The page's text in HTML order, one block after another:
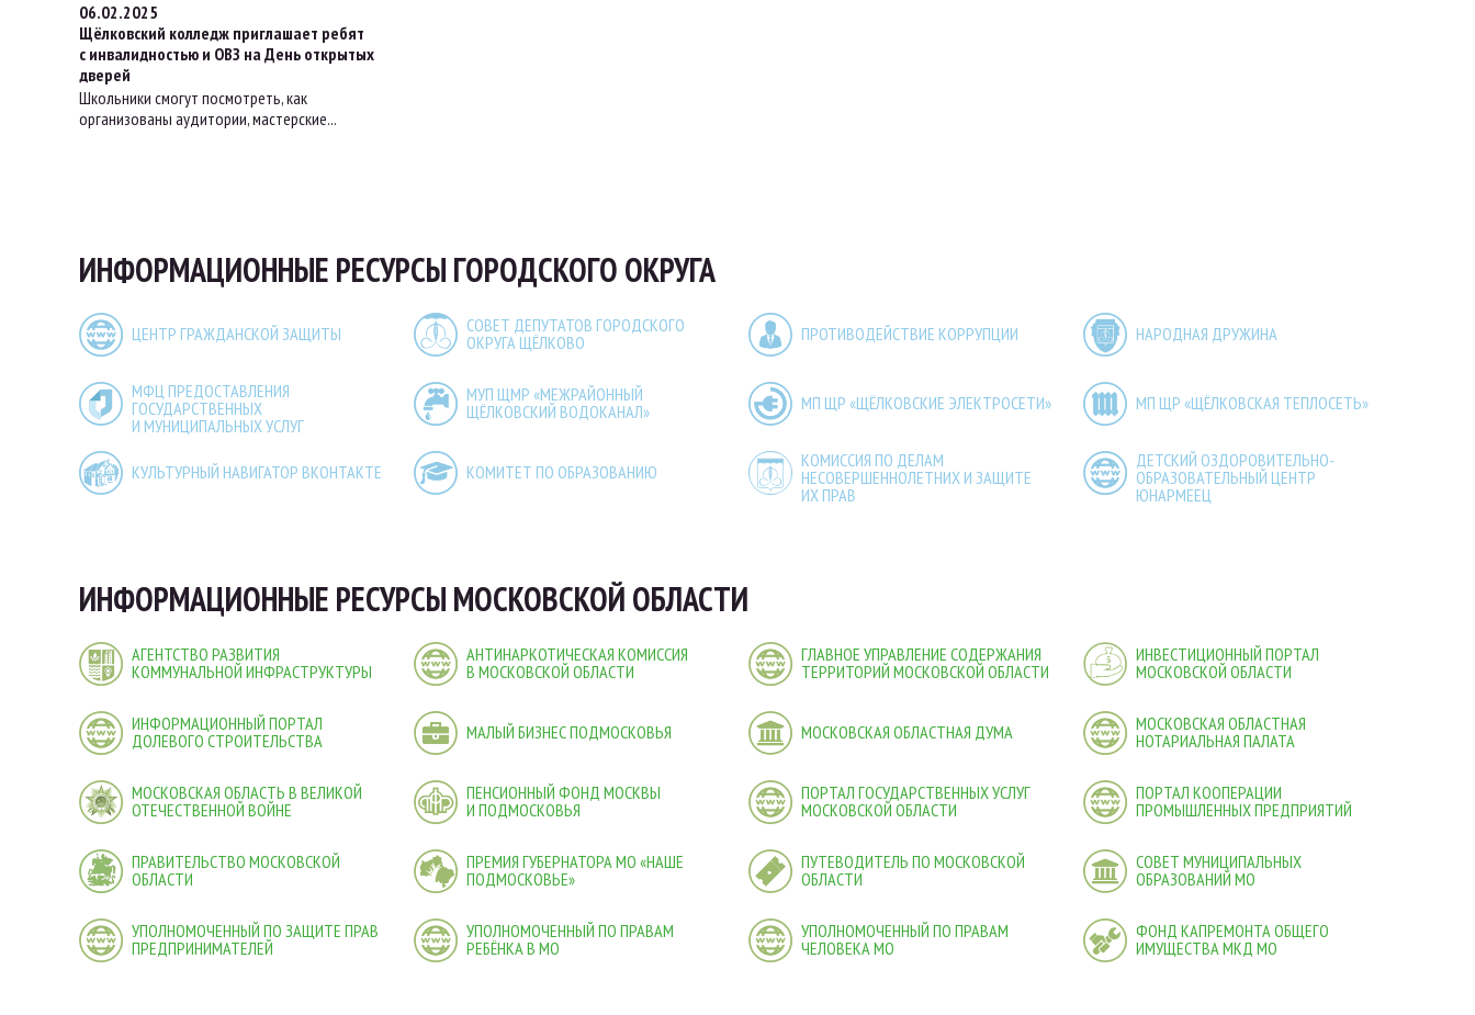
06.02.2025
Щёлковский колледж приглашает ребят
с инвалидностью и ОВЗ на День открытых
дверей
Школьники смогут посмотреть, как
организованы аудитории, мастерские...
ИНФОРМАЦИОННЫЕ РЕСУРСЫ ГОРОДСКОГО ОКРУГА
ЦЕНТР ГРАЖДАНСКОЙ ЗАЩИТЫ
СОВЕТ ДЕПУТАТОВ ГОРОДСКОГО
ОКРУГА ЩЁЛКОВО
ПРОТИВОДЕЙСТВИЕ КОРРУПЦИИ НАРОДНАЯ ДРУЖИНА
МФЦ ПРЕДОСТАВЛЕНИЯ
ГОСУДАРСТВЕННЫХ
И МУНИЦИПАЛЬНЫХ УСЛУГ
МУП ЩМР «МЕЖРАЙОННЫЙ
ЩЁЛКОВСКИЙ ВОДОКАНАЛ»
МП ЩР «ЩЁЛКОВСКИЕ ЭЛЕКТРОСЕТИ» МП ЩР «ЩЁЛКОВСКАЯ ТЕПЛОСЕТЬ»
КУЛЬТУРНЫЙ НАВИГАТОР ВКОНТАКТЕ КОМИТЕТ ПО ОБРАЗОВАНИЮ
КОМИССИЯ ПО ДЕЛАМ
НЕСОВЕРШЕННОЛЕТНИХ И ЗАЩИТЕ
ИХ ПРАВ
ДЕТСКИЙ ОЗДОРОВИТЕЛЬНО-
ОБРАЗОВАТЕЛЬНЫЙ ЦЕНТР
ЮНАРМЕЕЦ
ИНФОРМАЦИОННЫЕ РЕСУРСЫ МОСКОВСКОЙ ОБЛАСТИ
АГЕНТСТВО РАЗВИТИЯ
КОММУНАЛЬНОЙ ИНФРАСТРУКТУРЫ
АНТИНАРКОТИЧЕСКАЯ КОМИССИЯ
В МОСКОВСКОЙ ОБЛАСТИ
ГЛАВНОЕ УПРАВЛЕНИЕ СОДЕРЖАНИЯ
ТЕРРИТОРИЙ МОСКОВСКОЙ ОБЛАСТИ
ИНВЕСТИЦИОННЫЙ ПОРТАЛ
МОСКОВСКОЙ ОБЛАСТИ
ИНФОРМАЦИОННЫЙ ПОРТАЛ
ДОЛЕВОГО СТРОИТЕЛЬСТВА
МАЛЫЙ БИЗНЕС ПОДМОСКОВЬЯ МОСКОВСКАЯ ОБЛАСТНАЯ ДУМА
МОСКОВСКАЯ ОБЛАСТНАЯ
НОТАРИАЛЬНАЯ ПАЛАТА
МОСКОВСКАЯ ОБЛАСТЬ В ВЕЛИКОЙ
ОТЕЧЕСТВЕННОЙ ВОЙНЕ
ПЕНСИОННЫЙ ФОНД МОСКВЫ
И ПОДМОСКОВЬЯ
ПОРТАЛ ГОСУДАРСТВЕННЫХ УСЛУГ
МОСКОВСКОЙ ОБЛАСТИ
ПОРТАЛ КООПЕРАЦИИ
ПРОМЫШЛЕННЫХ ПРЕДПРИЯТИЙ
ПРАВИТЕЛЬСТВО МОСКОВСКОЙ
ОБЛАСТИ
ПРЕМИЯ ГУБЕРНАТОРА МО «НАШЕ
ПОДМОСКОВЬЕ»
ПУТЕВОДИТЕЛЬ ПО МОСКОВСКОЙ
ОБЛАСТИ
СОВЕТ МУНИЦИПАЛЬНЫХ
ОБРАЗОВАНИЙ МО
УПОЛНОМОЧЕННЫЙ ПО ЗАЩИТЕ ПРАВ
ПРЕДПРИНИМАТЕЛЕЙ
УПОЛНОМОЧЕННЫЙ ПО ПРАВАМ
РЕБЁНКА В МО
УПОЛНОМОЧЕННЫЙ ПО ПРАВАМ
ЧЕЛОВЕКА МО
ФОНД КАПРЕМОНТА ОБЩЕГО
ИМУЩЕСТВА МКД МО